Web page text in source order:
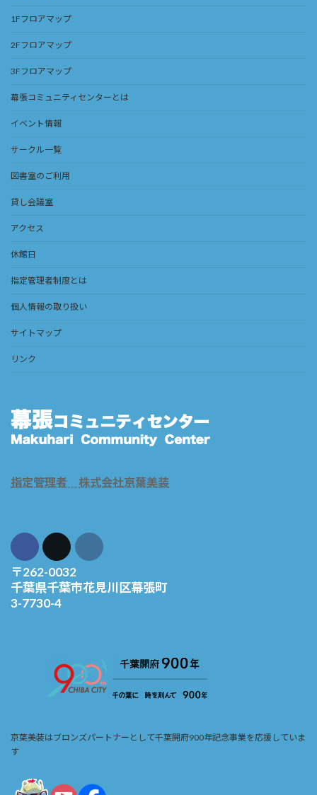
1Fフロアマップ
2Fフロアマップ
3Fフロアマップ
幕張コミュニティセンターとは
イベント情報
サークル一覧
図書室のご利用
貸し会議室
アクセス
休館日
指定管理者制度とは
個人情報の取り扱い
サイトマップ
リンク
指定管理者 株式会社京葉美装
〒262-0032
千葉県千葉市花見川区幕張町
3-7730-4
京葉美装はブロンズパートナーとして千葉開府900年記念事業を応援していま
す